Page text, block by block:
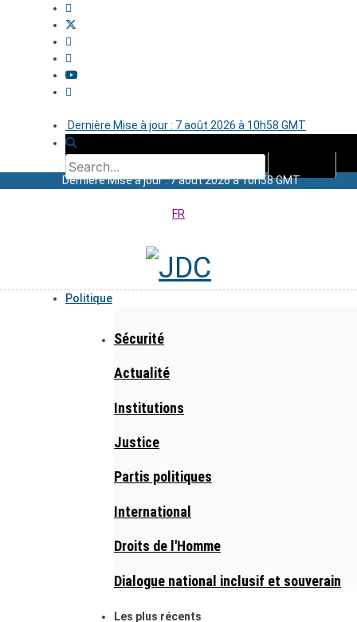
Dernière Mise à jour : 7 août 2026 à 10h58 GMT
Dernière Mise à jour : 7 août 2026 à 10h58 GMT
FR
Politique
Sécurité
Actualité
Institutions
Justice
Partis politiques
International
Droits de l'Homme
Dialogue national inclusif et souverain
Les plus récents